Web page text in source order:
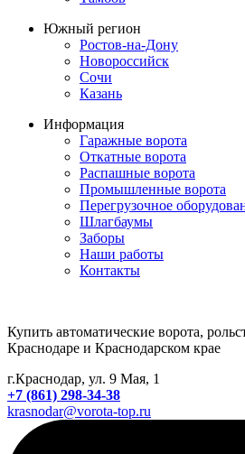
Южный регион
Ростов-на-Дону
Новороссийск
Сочи
Казань
Информация
Гаражные ворота
Откатные ворота
Распашные ворота
Промышленные ворота
Перегрузочное
Шлагбаумы
Заборы
Наши работы
Контакты
Купить автоматические ворота,
Краснодаре и Краснодарском крае
г.Краснодар, ул. 9 Мая, 1
+7 (861) 298-34-38
krasnodar@vorota-top.ru